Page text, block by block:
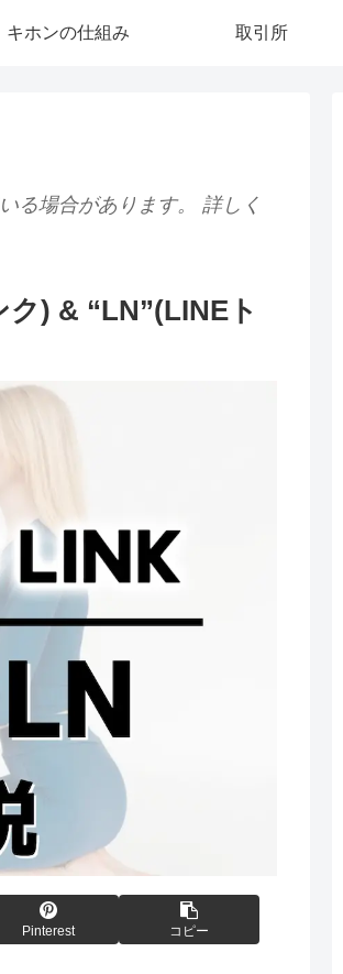
キホンの仕組み 取引所
る場合があります。 詳しく
) & “LN”(LINEト
Pinterest コピー